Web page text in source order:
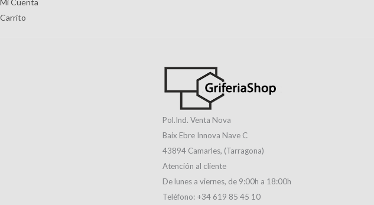
Mi Cuenta
Carrito
Pol.Ind. Venta Nova
Baix Ebre Innova Nave C
43894 Camarles, (Tarragona)
Atención al cliente
De lunes a viernes, de 9:00h a 18:00h
Teléfono: +34 619 85 45 10